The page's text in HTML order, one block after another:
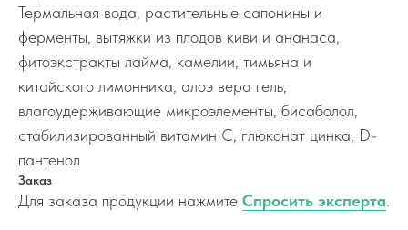
Термальная вода, растительные сапонины и
ферменты, вытяжки из плодов киви и ананаса,
фитоэкстракты лайма, камелии, тимьяна и
китайского лимонника, алоэ вера гель,
влагоудерживающие микроэлементы, бисаболол,
стабилизированный витамин C, глюконат цинка, D-
пантенол
Заказ
Для заказа продукции нажмите Спросить эксперта